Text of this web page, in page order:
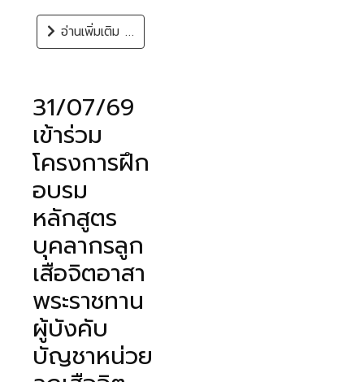
อ่านเพิ่มเติม …
31/07/69
เข้าร่วม
โครงการฝึก
อบรม
หลักสูตร
บุคลากรลูก
เสือจิตอาสา
พระราชทาน
ผู้บังคับ
บัญชาหน่วย